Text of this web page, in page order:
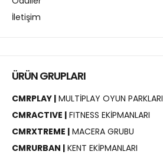
İletişim
ÜRÜN GRUPLARI
CMRPLAY | MULTİPLAY OYUN PARKLARI
CMRACTIVE | FITNESS EKİPMANLARI
CMRXTREME | MACERA GRUBU
CMRURBAN | KENT EKİPMANLARI